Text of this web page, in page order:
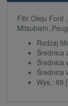
Filtr Oleju Ford
Mitsubishi
Rodzaj
Średnica
Średnica
Średnica
Wys.: 69